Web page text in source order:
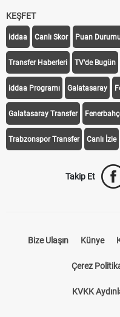
KEŞFET
iddaa Canlı Skor Puan
Transfer Haberleri TV'de Bugün
iddaa Programı Galatasaray
Galatasaray Transfer
Trabzonspor Transfer Canlı İzle
Takip Et
Bize Ulaşın Künye
Çerez
KVKK